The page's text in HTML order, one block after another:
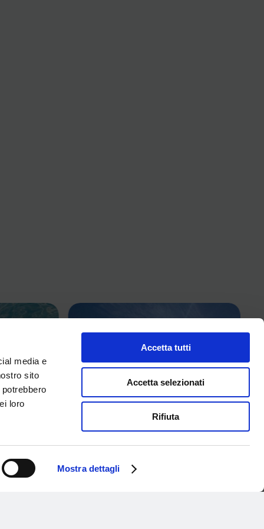
media e
sito
loro
Mostra dettagli
Accetta tutti
Accetta selezionati
Rifiuta